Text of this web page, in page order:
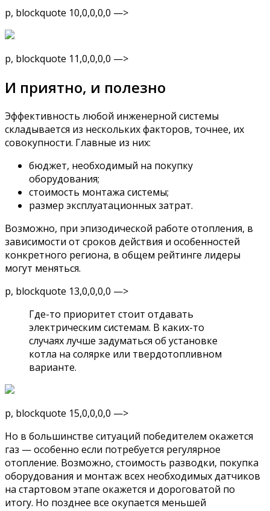
p, blockquote 10,0,0,0,0 —>
p, blockquote 11,0,0,0,0 —>
И приятно, и полезно
Эффективность любой инженерной системы
складывается из нескольких факторов, точнее, их
совокупности. Главные из них:
бюджет, необходимый на покупку
оборудования;
стоимость монтажа системы;
размер эксплуатационных затрат.
Возможно, при эпизодической работе отопления, в
зависимости от сроков действия и особенностей
конкретного региона, в общем рейтинге лидеры
могут меняться.
p, blockquote 13,0,0,0,0 —>
Где-то приоритет стоит отдавать
электрическим системам. В каких-то
случаях лучше задуматься об установке
котла на солярке или твердотопливном
варианте.
p, blockquote 15,0,0,0,0 —>
Но в большинстве ситуаций победителем окажется
газ — особенно если потребуется регулярное
отопление. Возможно, стоимость разводки, покупка
оборудования и монтаж всех необходимых датчиков
на стартовом этапе окажется и дороговатой по
итогу. Но позднее все окупается меньшей